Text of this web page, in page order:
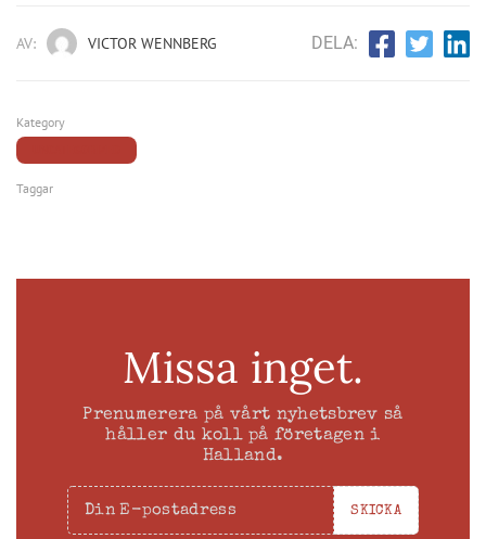
AV: VICTOR WENNBERG DELA:
Kategory
Taggar
Missa inget.
Prenumerera på vårt nyhetsbrev så
håller du koll på företagen i
Halland.
SKICKA